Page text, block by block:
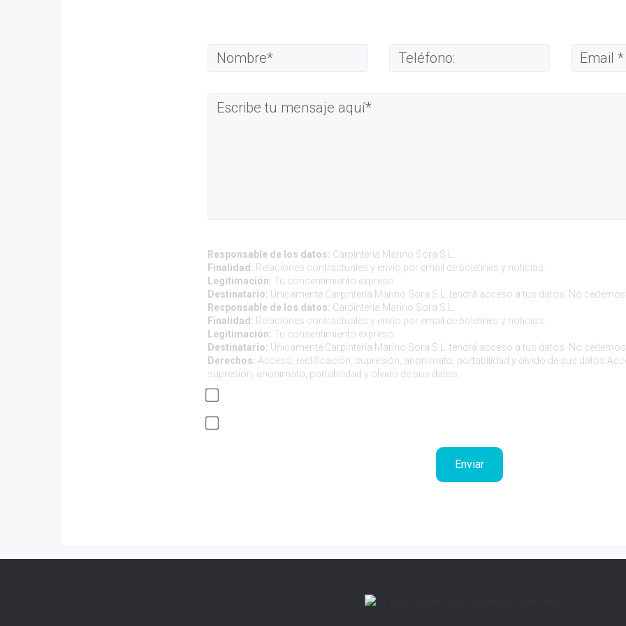
Responsable de los datos: Carpintería Marino Sora S.L.
Finalidad: Relaciones contractuales y envío por email de boletínes y noticias.
Legitimación: Tu consentimiento expreso.
Destinatario: Únicamente Carpintería Marino Sora S.L. tendrá acceso a tus datos. No
Responsable de los datos: Carpintería Marino Sora S.L.
Finalidad: Relaciones contractuales y envío por email de boletínes y noticias.
Legitimación: Tu consentimiento expreso.
Destinatario: Únicamente Carpintería Marino Sora S.L. tendrá acceso a tus datos. No
Derechos: Acceso, rectificación, supresión, anonimato, portabilidad y olvido de sus
supresión, anonimato, portabilidad y olvido de sus datos.
Enviar